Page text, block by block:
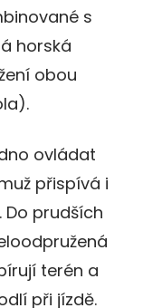
s
horská
obou
ovládat
přispívá i
prudších
terén a
při jízdě.